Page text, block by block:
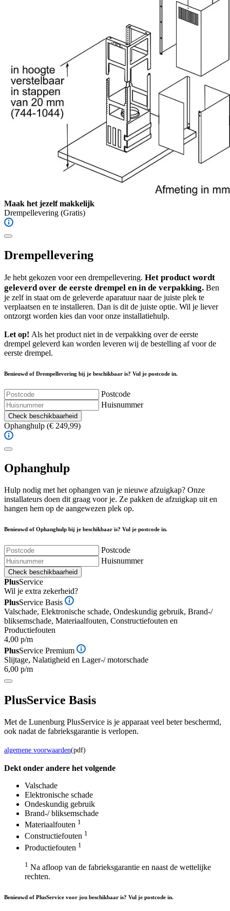
Maak het jezelf makkelijk
Drempellevering (Gratis)
Drempellevering
Je hebt gekozen voor een drempellevering. Het product wordt
geleverd over de eerste drempel en in de verpakking. Ben
je zelf in staat om de geleverde aparatuur naar de juiste plek te
verplaatsen en te installeren. Dan is dit de juiste optie. Wil je liever
ontzorgt worden kies dan voor onze installatiehulp.
Let op! Als het product niet in de verpakking over de eerste
drempel geleverd kan worden leveren wij de bestelling af voor de
eerste drempel.
Benieuwd of Drempellevering bij je beschikbaar is? Vul je postcode in.
Postcode
Huisnummer
Check beschikbaarheid
Ophanghulp (€ 249,99)
Ophanghulp
Hulp nodig met het ophangen van je nieuwe afzuigkap? Onze
installateurs doen dit graag voor je. Ze pakken de afzuigkap uit en
hangen hem op de aangewezen plek op.
Benieuwd of Ophanghulp bij je beschikbaar is? Vul je postcode in.
Postcode
Huisnummer
Check beschikbaarheid
PlusService
Wil je extra zekerheid?
PlusService Basis
Valschade, Elektronische schade, Ondeskundig gebruik, Brand-/
bliksemschade, Materiaalfouten, Constructiefouten en
Productiefouten
4,00 p/m
PlusService Premium
Slijtage, Nalatigheid en Lager-/ motorschade
6,00 p/m
PlusService Basis
Met de Lunenburg PlusService is je apparaat veel beter beschermd,
ook nadat de fabrieksgarantie is verlopen.
algemene voorwaarden(pdf)
Dekt onder andere het volgende
Valschade
Elektronische schade
Ondeskundig gebruik
Brand-/ bliksemschade
Materiaalfouten 1
Constructiefouten 1
Productiefouten 1
1 Na afloop van de fabrieksgarantie en naast de wettelijke
rechten.
Benieuwd of PlusService voor jou beschikbaar is? Vul je postcode in.